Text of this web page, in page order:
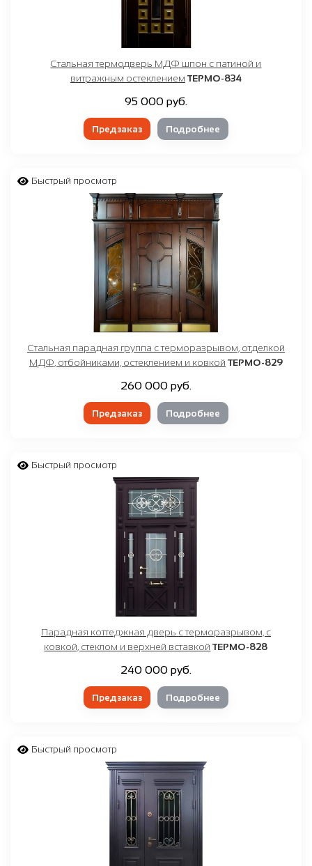
Стальная термодверь МДФ шпон с патиной и
витражным остеклением ТЕРМО-834
95 000 руб.
Предзаказ Подробнее
Быстрый просмотр
Стальная парадная группа с терморазрывом, отделкой
МДФ, отбойниками, остеклением и ковкой ТЕРМО-829
260 000 руб.
Предзаказ Подробнее
Быстрый просмотр
Парадная коттеджная дверь с терморазрывом, с
ковкой, стеклом и верхней вставкой ТЕРМО-828
240 000 руб.
Предзаказ Подробнее
Быстрый просмотр